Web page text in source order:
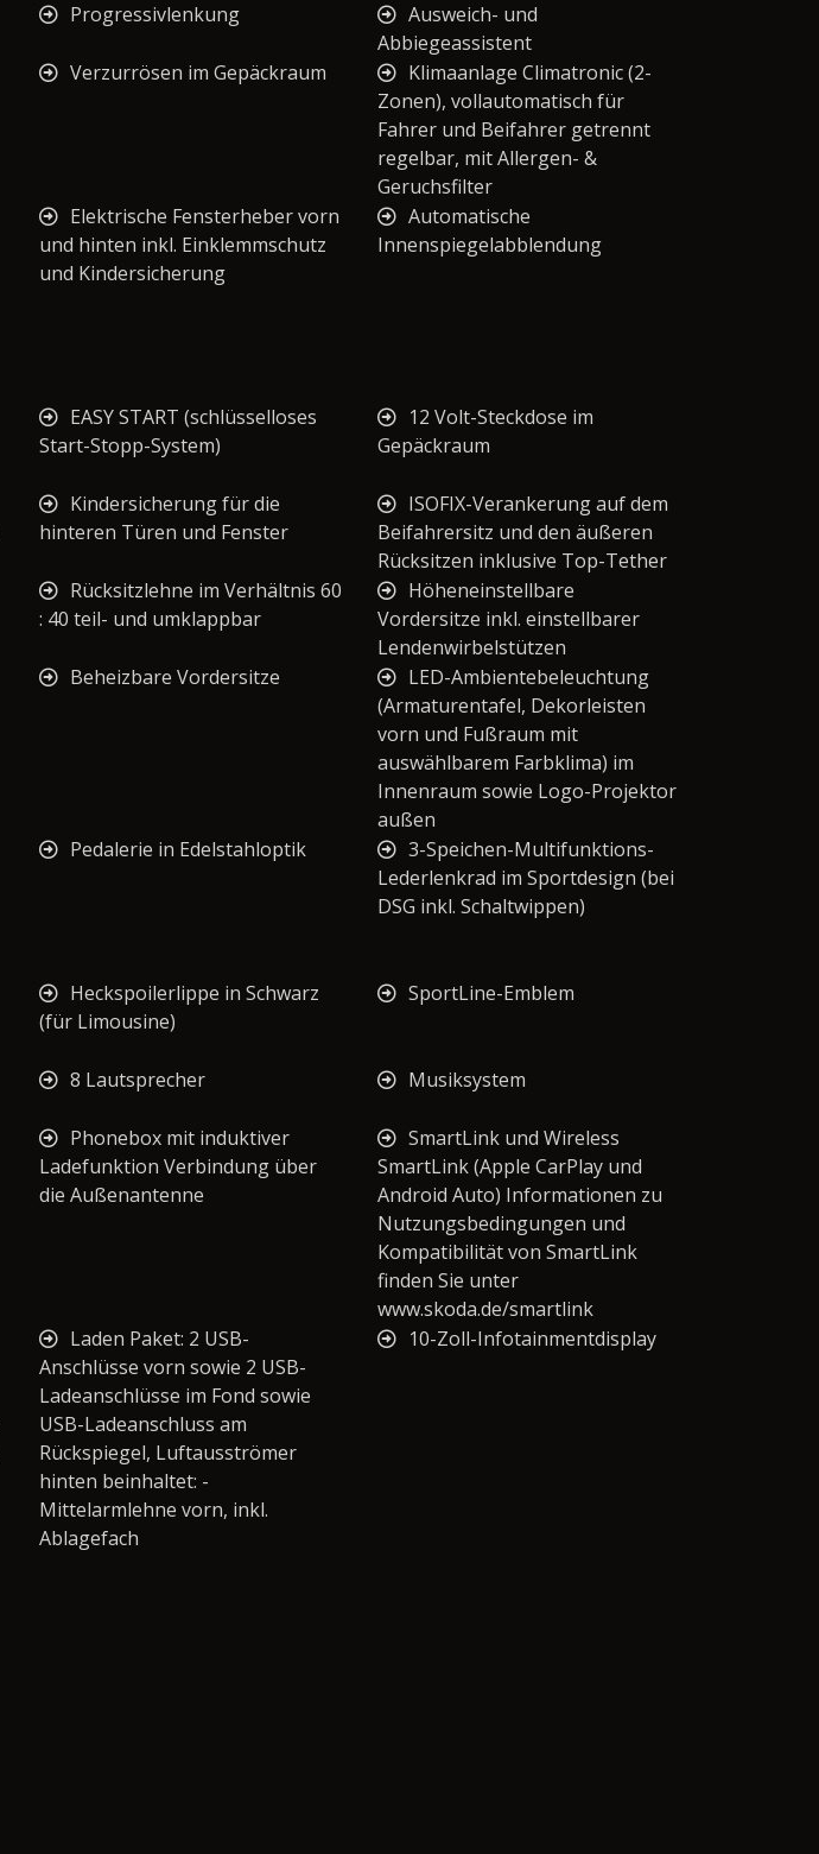
Progressivlenkung
Ausweich- und
Abbiegeassistent
Verzurrösen im Gepäckraum
Klimaanlage Climatronic (2-
Zonen), vollautomatisch für
Fahrer und Beifahrer getrennt
regelbar, mit Allergen- &
Geruchsfilter
Elektrische Fensterheber vorn
und hinten inkl. Einklemmschutz
und Kindersicherung
Automatische
Innenspiegelabblendung
EASY START (schlüsselloses
Start-Stopp-System)
12 Volt-Steckdose im
Gepäckraum
Kindersicherung für die
hinteren Türen und Fenster
ISOFIX-Verankerung auf dem
Beifahrersitz und den äußeren
Rücksitzen inklusive Top-Tether
Rücksitzlehne im Verhältnis 60
: 40 teil- und umklappbar
Höheneinstellbare
Vordersitze inkl. einstellbarer
Lendenwirbelstützen
Beheizbare Vordersitze
LED-Ambientebeleuchtung
(Armaturentafel, Dekorleisten
vorn und Fußraum mit
auswählbarem Farbklima) im
Innenraum sowie Logo-Projektor
außen
Pedalerie in Edelstahloptik
3-Speichen-Multifunktions-
Lederlenkrad im Sportdesign (bei
DSG inkl. Schaltwippen)
Heckspoilerlippe in Schwarz
(für Limousine)
SportLine-Emblem
8 Lautsprecher Musiksystem
Phonebox mit induktiver
Ladefunktion Verbindung über
die Außenantenne
SmartLink und Wireless
SmartLink (Apple CarPlay und
Android Auto) Informationen zu
Nutzungsbedingungen und
Kompatibilität von SmartLink
finden Sie unter
www.skoda.de/smartlink
Laden Paket: 2 USB-
Anschlüsse vorn sowie 2 USB-
Ladeanschlüsse im Fond sowie
USB-Ladeanschluss am
Rückspiegel, Luftausströmer
hinten beinhaltet: -
Mittelarmlehne vorn, inkl.
Ablagefach
10-Zoll-Infotainmentdisplay